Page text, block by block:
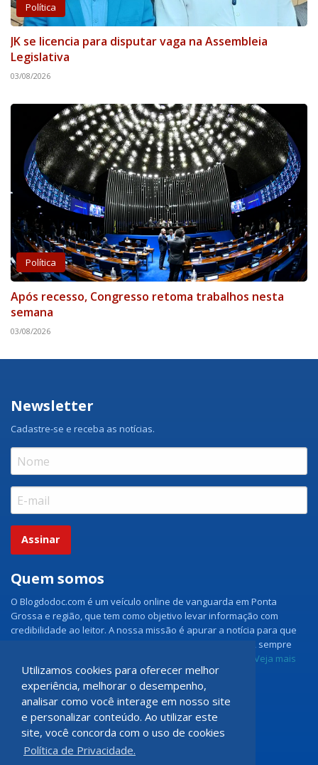
Utilizamos cookies para oferecer melhor
experiência, melhorar o desempenho,
analisar como você interage em nosso site
e personalizar conteúdo. Ao utilizar este
site, você concorda com o uso de cookies
Política de Privacidade.
Política
JK se licencia para disputar vaga na Assembleia
Legislativa
03/08/2026
Política
Após recesso, Congresso retoma trabalhos nesta
semana
03/08/2026
Newsletter
Cadastre-se e receba as notícias.
Assinar
Quem somos
O Blogdodoc.com é um veículo online de vanguarda em Ponta
Grossa e região, que tem como objetivo levar informação com
credibilidade ao leitor. A nossa missão é apurar a notícia para que
nossos leitores tenham acesso aos fatos como eles são, sempre
Veja mais
Grupo Doc.com
Rua Rio de Janeiro, 150 - Sala 102
CEP: 84070-060 - Nova Rússia
Ponta Grossa \ PR